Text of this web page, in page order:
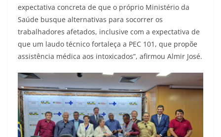
expectativa concreta de que o próprio Ministério da
Saúde busque alternativas para socorrer os
trabalhadores afetados, inclusive com a expectativa de
que um laudo técnico fortaleça a PEC 101, que propõe
assistência médica aos intoxicados”, afirmou Almir José.